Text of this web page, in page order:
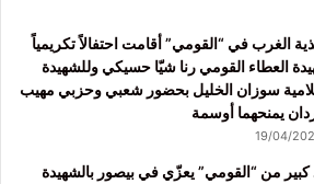
الغرب في “القومي” أقامت احتفالاً تكريمياً
العطاء القومي رنا شيّا حسيكي وللشهيدة
سوزان الخليل بحضور شعبي وحزبي مهيب
يمنحهما أوسمة
19/04/
كبير من “القومي” يعزّي في بيصور بالشهيدة